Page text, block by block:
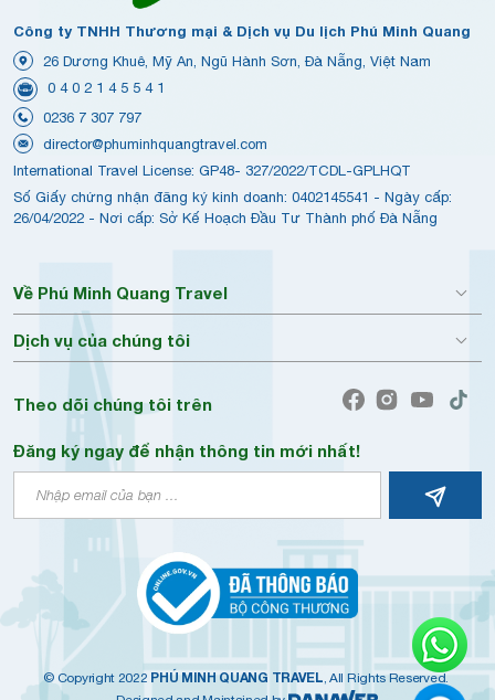
Công ty TNHH Thương mại & Dịch vụ Du lịch Phú Minh Quang
26 Dương Khuê, Mỹ An, Ngũ Hành Sơn, Đà Nẵng, Việt Nam
0 4 0 2 1 4 5 5 4 1
0236 7 307 797
director@phuminhquangtravel.com
International Travel License: GP48- 327/2022/TCDL-GPLHQT
Số Giấy chứng nhận đăng ký kinh doanh: 0402145541 - Ngày cấp:
26/04/2022 - Nơi cấp: Sở Kế Hoạch Đầu Tư Thành phố Đà Nẵng
Về Phú Minh Quang Travel
Dịch vụ của chúng tôi
Theo dõi chúng tôi trên
Đăng ký ngay để nhận thông tin mới nhất!
© Copyright 2022 PHÚ MINH QUANG TRAVEL, All Rights Reserved.